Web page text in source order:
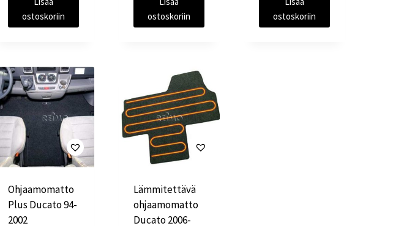
ostoskoriin
ostoskoriin
ostoskoriin
Ohjaamomatto
Plus Ducato 94-
2002
Lämmitettävä
ohjaamomatto
Ducato 2006-